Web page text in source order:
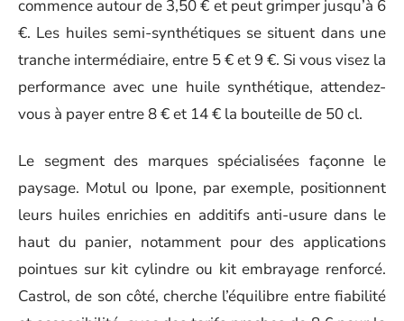
commence autour de 3,50 € et peut grimper jusqu’à 6
€. Les huiles semi-synthétiques se situent dans une
tranche intermédiaire, entre 5 € et 9 €. Si vous visez la
performance avec une huile synthétique, attendez-
vous à payer entre 8 € et 14 € la bouteille de 50 cl.
Le segment des marques spécialisées façonne le
paysage. Motul ou Ipone, par exemple, positionnent
leurs huiles enrichies en additifs anti-usure dans le
haut du panier, notamment pour des applications
pointues sur kit cylindre ou kit embrayage renforcé.
Castrol, de son côté, cherche l’équilibre entre fiabilité